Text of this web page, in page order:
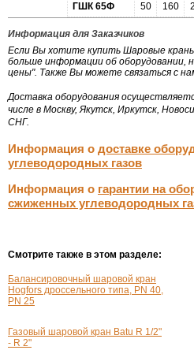
ГШК 65Ф
50 160
Информация для Заказчиков
Если Вы хотите купить Шаровые
больше информации об оборудовании,
цены". Также Вы можете связаться с
Доставка оборудования
числе в Москву, Якутск, Иркутск,
СНГ.
Информация о доставке
углеводородных газов
Информация о гарантии на
сжиженных углеводородных
Смотрите также в этом разделе:
Балансировочный шаровой кран
Hogfors дроссельного типа, PN 40,
PN 25
Газовый шаровой кран Batu R 1/2"
- R 2"